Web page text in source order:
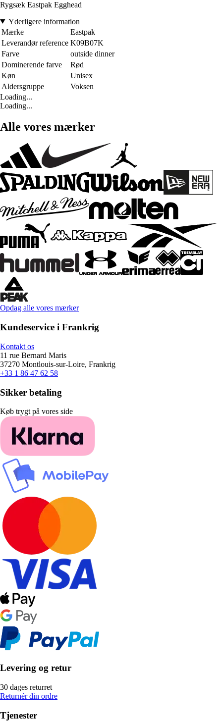
Rygsæk Eastpak Egghead
Yderligere information
Mærke
Eastpak
Leverandør reference K09B07K
Farve
outside dinner
Dominerende farve
Rød
Køn
Unisex
Aldersgruppe
Voksen
Loading...
Loading...
Alle vores mærker
Opdag alle vores mærker
Kundeservice i Frankrig
Kontakt os
11 rue Bernard Maris
37270 Montlouis-sur-Loire, Frankrig
+33 1 86 47 62 58
Sikker betaling
Køb trygt på vores side
Levering og retur
30 dages returret
Returnér din ordre
Tjenester